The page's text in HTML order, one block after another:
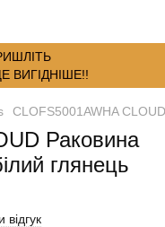
ВИГІДНІШЕ!!
CLOFS5001AWHA
Раковина
глянець
відгук